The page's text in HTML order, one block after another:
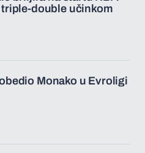
triple-double učinkom
Monako u Evroligi